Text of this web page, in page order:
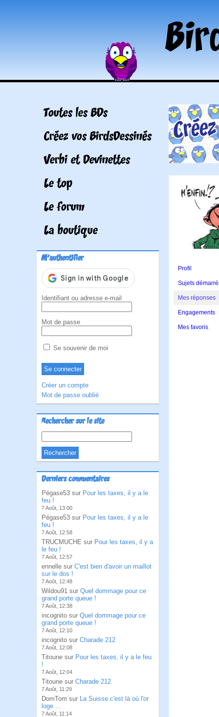
Toutes les BDs
Créez vos BirdsDessinés
Verbi et Devinettes
Le top
Le forum
La boutique
M'authentifier
Identifiant ou adresse e-mail
Mot de passe
Se souvenir de moi
Créer un compte
Mot de passe oublié
Rechercher sur le site
Derniers commentaires
Pégase53 sur Pour les taxes, il y a le
feu !
7 Août, 13:00
Pégase53 sur Pour les taxes, il y a le
feu !
7 Août, 12:58
TRUCMUCHE sur Pour les taxes, il y a
le feu !
7 Août, 12:57
ennelle sur C'est bien d'avoir un maillot
sur le dos !
7 Août, 12:48
Wildou91 sur Quel dommage pour ce
grand porte queue !
7 Août, 12:38
incognito sur Quel dommage pour ce
grand porte queue !
7 Août, 12:10
incognito sur Charade 212
7 Août, 12:08
Titoune sur Pour les taxes, il y a le feu
!
7 Août, 12:04
Titoune sur Charade 212
7 Août, 11:29
DomTom sur La Suisse c'est là où l'or
loge ...
7 Août, 11:14
Profil
Sujets
Mes réponses
Engagements
Mes favoris